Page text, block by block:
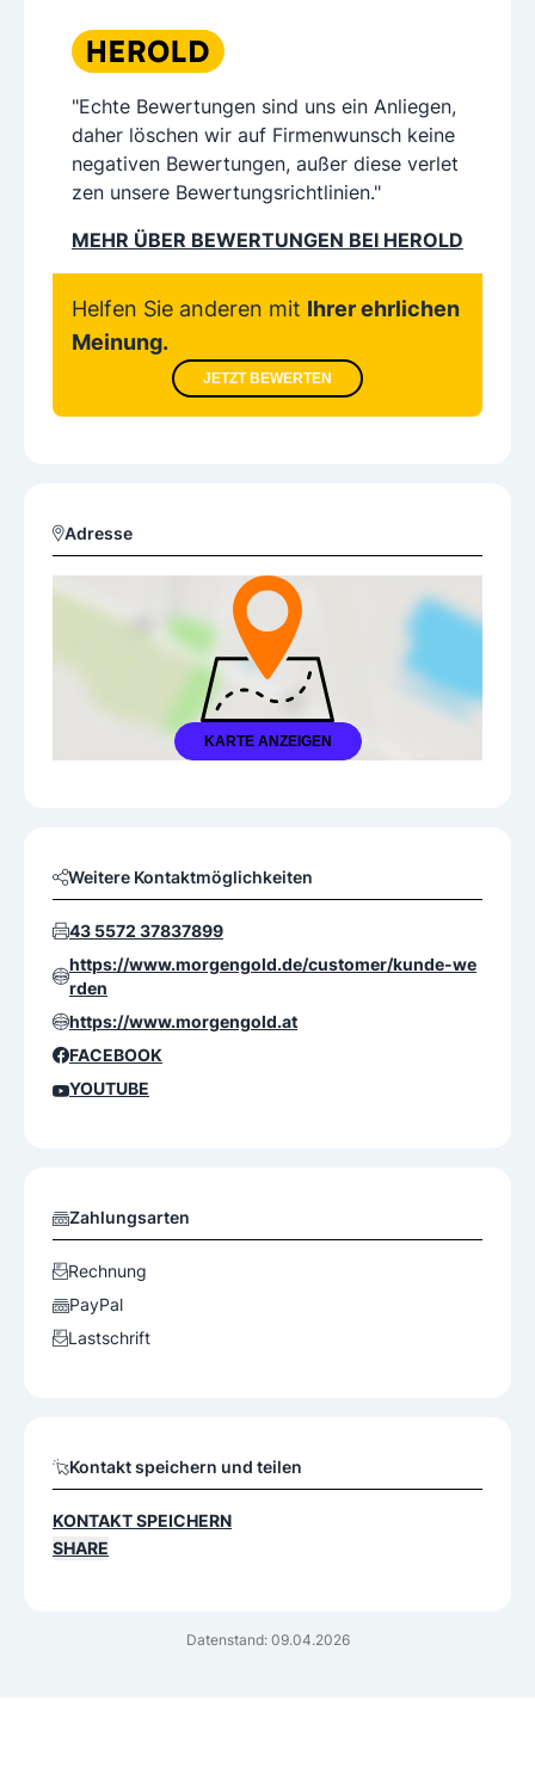
"Echte Bewertungen sind uns ein Anliegen,
daher löschen wir auf Firmenwunsch keine
negativen Bewertungen, außer diese verlet
zen unsere Bewertungsrichtlinien."
MEHR ÜBER BEWERTUNGEN BEI HEROLD
Helfen Sie anderen mit Ihrer ehrlichen
Meinung.
JETZT BEWERTEN
Adresse
KARTE ANZEIGEN
Datenstand: 09.04.2026
Weitere Kontaktmöglichkeiten
43 5572 37837899
https://www.morgengold.de/customer/kunde-we
rden
https://www.morgengold.at
FACEBOOK
YOUTUBE
Zahlungsarten
Rechnung
PayPal
Lastschrift
Kontakt speichern und teilen
KONTAKT SPEICHERN
SHARE